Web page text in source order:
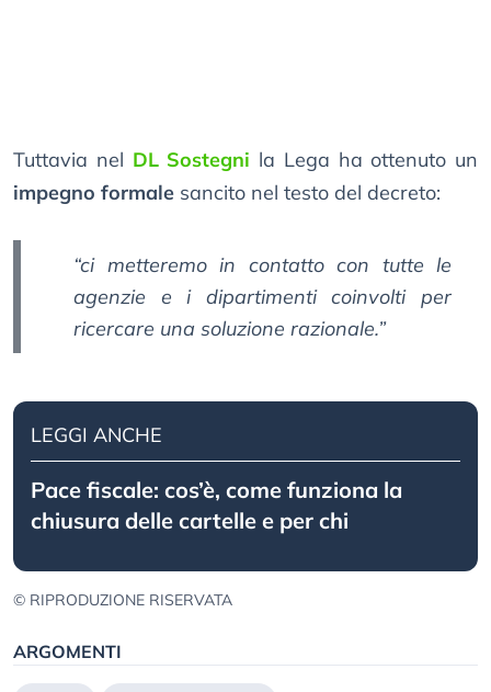
Tuttavia nel DL Sostegni la Lega ha ottenuto un
impegno formale sancito nel testo del decreto:
“ci metteremo in contatto con tutte le
agenzie e i dipartimenti coinvolti per
ricercare una soluzione razionale.”
LEGGI ANCHE
Pace fiscale: cos’è, come funziona la
chiusura delle cartelle e per chi
© RIPRODUZIONE RISERVATA
ARGOMENTI